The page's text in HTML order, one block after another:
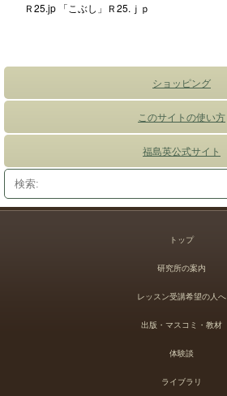
Ｒ25.jp 「こぶし」Ｒ25.ｊｐ
ショッピング
このサイトの使い方
福島英公式サイト
トップ
研究所の案内
レッスン受講希望の人へ
出版・マスコミ・教材
体験談
ライブラリ